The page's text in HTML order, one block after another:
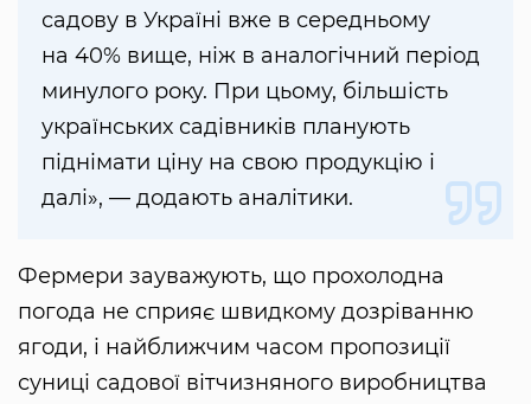
садову в Україні вже в середньому
на 40% вище, ніж в аналогічний період
минулого року. При цьому, більшість
українських садівників планують
піднімати ціну на свою продукцію і
далі», — додають аналітики.
Фермери зауважують, що прохолодна
погода не сприяє швидкому дозріванню
ягоди, і найближчим часом пропозиції
суниці садової вітчизняного виробництва